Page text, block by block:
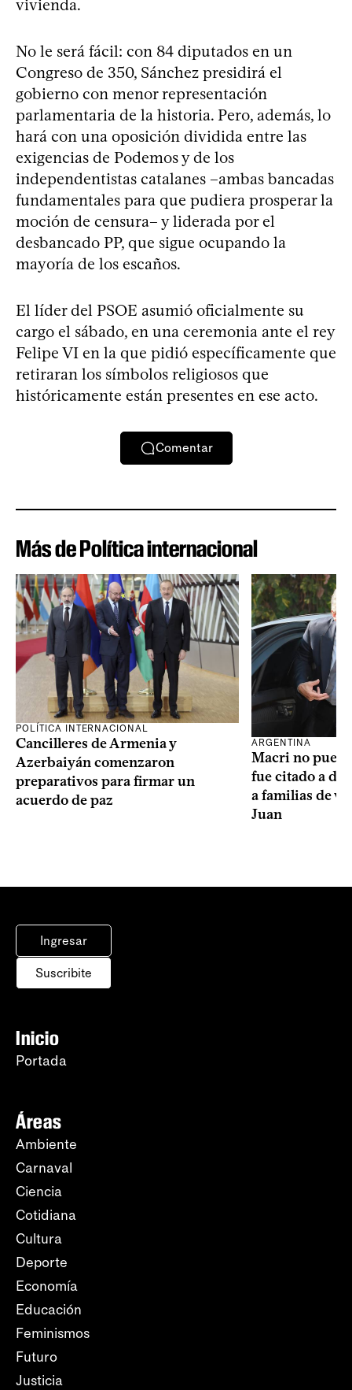
vivienda.
No le será fácil: con 84 diputados en un
Congreso de 350, Sánchez presidirá el
gobierno con menor representación
parlamentaria de la historia. Pero, además, lo
hará con una oposición dividida entre las
exigencias de Podemos y de los
independentistas catalanes –ambas bancadas
fundamentales para que pudiera prosperar la
moción de censura– y liderada por el
desbancado PP, que sigue ocupando la
mayoría de los escaños.
El líder del PSOE asumió oficialmente su
cargo el sábado, en una ceremonia ante el rey
Felipe VI en la que pidió específicamente que
retiraran los símbolos religiosos que
históricamente están presentes en ese acto.
Comentar
Más de Política internacional
POLÍTICA INTERNACIONAL
Cancilleres de Armenia y
Azerbaiyán comenzaron
preparativos para firmar un
acuerdo de paz
ARGENTINA
Macri no
fue citado a
a familias de
Juan
Ingresar
Suscribite
Inicio
Portada
Áreas
Ambiente
Carnaval
Ciencia
Cotidiana
Cultura
Deporte
Economía
Educación
Feminismos
Futuro
Justicia